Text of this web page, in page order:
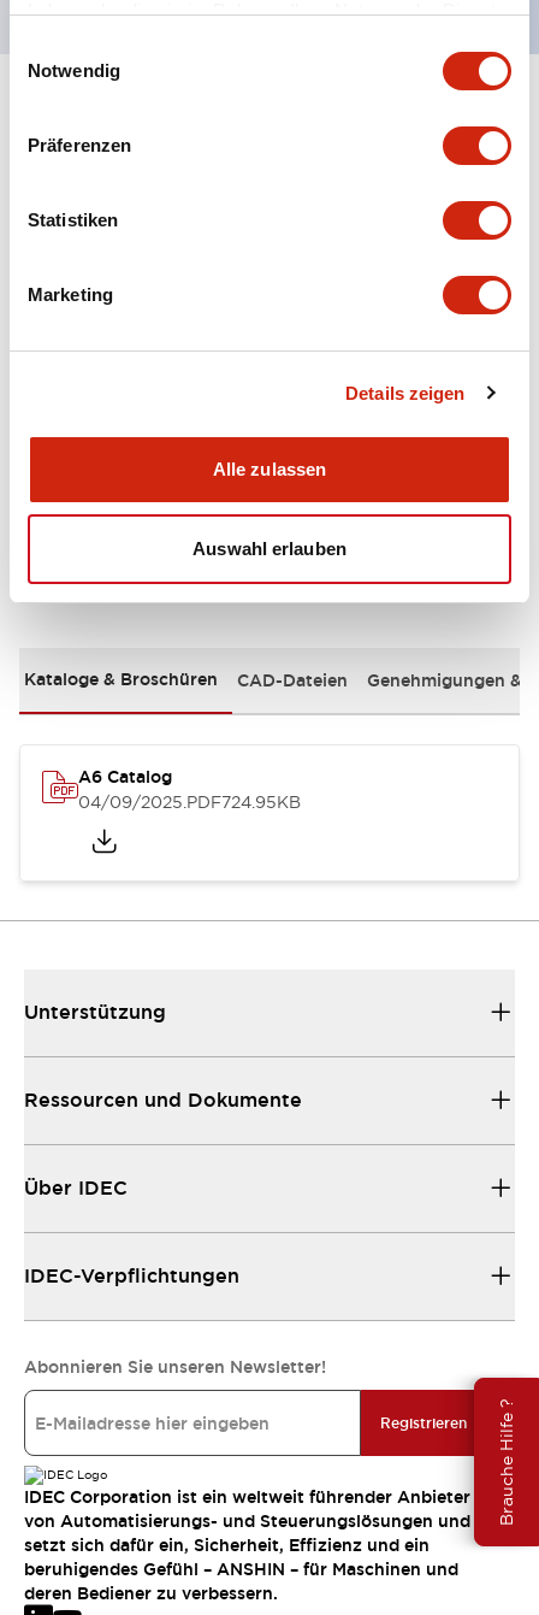
haben oder die sie im Rahmen Ihrer Nutzung der Dienste
Notwendig
Präferenzen
Statistiken
Marketing
Details zeigen
Alle zulassen
Auswahl erlauben
Brauche Hilfe ?
Electrical Specifications (rated illuminated
Dokumente und Dateien
Kataloge & Broschüren CAD-Dateien Genehmigungen &
A6 Catalog
04/09/2025.PDF724.95KB
Unterstützung
Ressourcen und Dokumente
Über IDEC
IDEC-Verpflichtungen
Abonnieren Sie unseren Newsletter!
Registrieren
IDEC Corporation ist ein weltweit führender Anbieter
von Automatisierungs- und Steuerungslösungen und
setzt sich dafür ein, Sicherheit, Effizienz und ein
beruhigendes Gefühl – ANSHIN – für Maschinen und
deren Bediener zu verbessern.